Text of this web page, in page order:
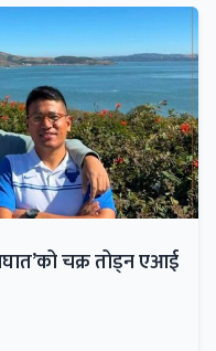
चक्र तोड्न एआई